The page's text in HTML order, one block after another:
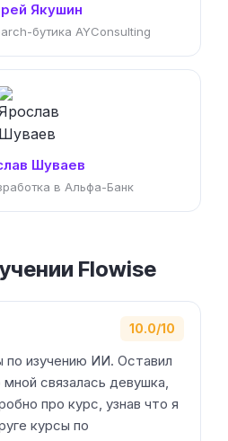
Якушин
бутика AYConsulting
Шуваев
в Альфа-Банк
Flowise
10.0/10
по изучению ИИ. Оставил
мной связалась девушка,
про курс, узнав что я
курсы по